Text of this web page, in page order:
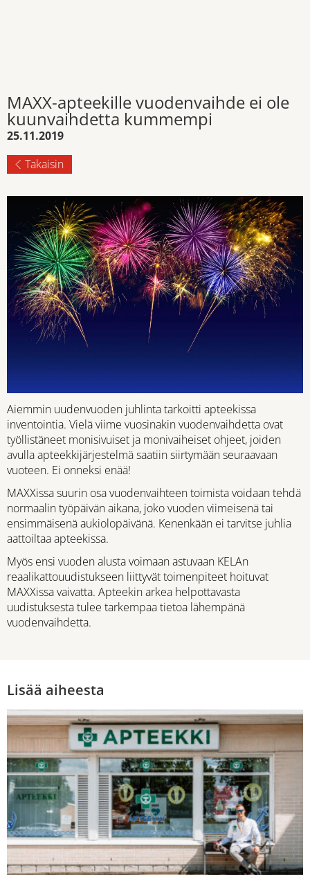
MAXX-apteekille vuodenvaihde ei ole
kuunvaihdetta kummempi
25.11.2019
Takaisin
Aiemmin uudenvuoden juhlinta tarkoitti apteekissa
inventointia. Vielä viime vuosinakin vuodenvaihdetta ovat
työllistäneet monisivuiset ja monivaiheiset ohjeet, joiden
avulla apteekkijärjestelmä saatiin siirtymään seuraavaan
vuoteen. Ei onneksi enää!
MAXXissa suurin osa vuodenvaihteen toimista voidaan tehdä
normaalin työpäivän aikana, joko vuoden viimeisenä tai
ensimmäisenä aukiolopäivänä. Kenenkään ei tarvitse juhlia
aattoiltaa apteekissa.
Myös ensi vuoden alusta voimaan astuvaan KELAn
reaalikattouudistukseen liittyvät toimenpiteet hoituvat
MAXXissa vaivatta. Apteekin arkea helpottavasta
uudistuksesta tulee tarkempaa tietoa lähempänä
vuodenvaihdetta.
Lisää aiheesta